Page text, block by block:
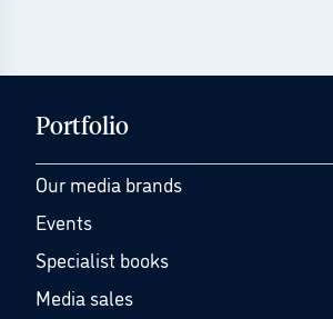
Portfolio
Our media brands
Events
Specialist books
Media sales